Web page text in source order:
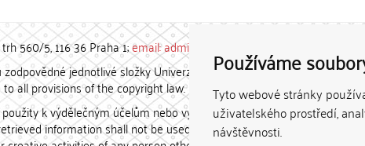
Používáme
Tyto webové stránky
uživatelského prostředí,
návštěvnosti.
560/5, 116 36 Praha 1;email: admin-repozitar [at] cuni.cz
jednotlivé složky Univerzity Karlovy. / Each constituent
all provisions of the copyright law.
k výdělečným účelům nebo vydávány za studijní, vědeckou
information shall not be used for any commercial purposes